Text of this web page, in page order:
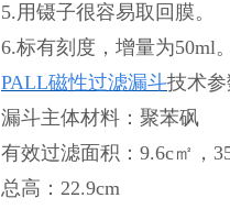
5.用镊子很容易取回膜。
6.标有刻度，增量为50ml
PALL磁性过滤漏斗技术
漏斗主体材料：聚苯砜
有效过滤面积：9.6c㎡，
总高：22.9cm